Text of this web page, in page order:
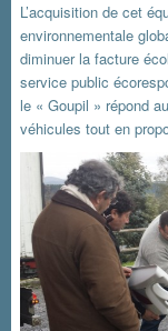
L’acquisition de cet
environnementale
diminuer la facture
service public
le « Goupil » répond
véhicules tout en